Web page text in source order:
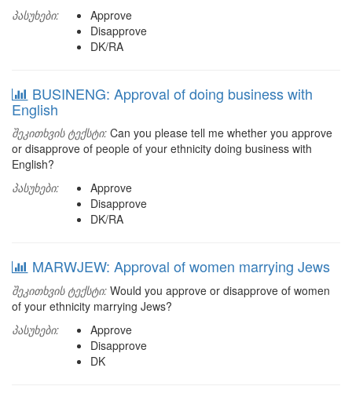
პასუხები:
Approve
Disapprove
DK/RA
BUSINENG: Approval of doing business with
English
შეკითხვის ტექსტი: Can you please tell me whether you approve
or disapprove of people of your ethnicity doing business with
English?
პასუხები:
Approve
Disapprove
DK/RA
MARWJEW: Approval of women marrying Jews
შეკითხვის ტექსტი: Would you approve or disapprove of women
of your ethnicity marrying Jews?
პასუხები:
Approve
Disapprove
DK